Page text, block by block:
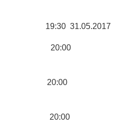
19:30 31.05.2017
20:00
20:00